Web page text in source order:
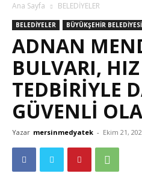
Ana Sayfa BELEDİYELER
BELEDİYELER BÜYÜKŞEHİR BELEDİYESİ
ADNAN
BULVARI,
TEDBİRİYLE
GÜVENLİ
Yazar mersinmedyatek - Ekim 21,